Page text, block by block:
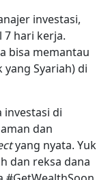
investasi,
7 hari kerja.
bisa memantau
Syariah) di
investasi di
dan
yang nyata. Yuk
dan reksa dana